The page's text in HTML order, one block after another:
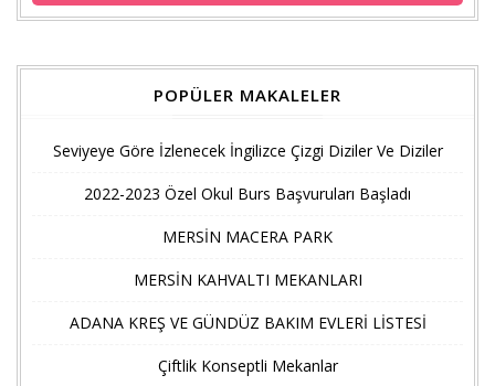
POPÜLER MAKALELER
Seviyeye Göre İzlenecek İngilizce Çizgi Diziler Ve Diziler
2022-2023 Özel Okul Burs Başvuruları Başladı
MERSİN MACERA PARK
MERSİN KAHVALTI MEKANLARI
ADANA KREŞ VE GÜNDÜZ BAKIM EVLERİ LİSTESİ
Çiftlik Konseptli Mekanlar